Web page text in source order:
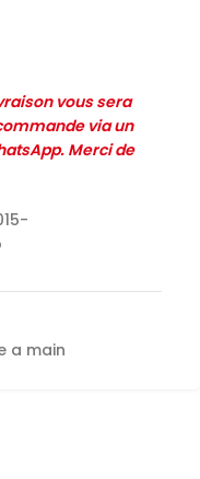
vous sera
via un
Merci de
a main